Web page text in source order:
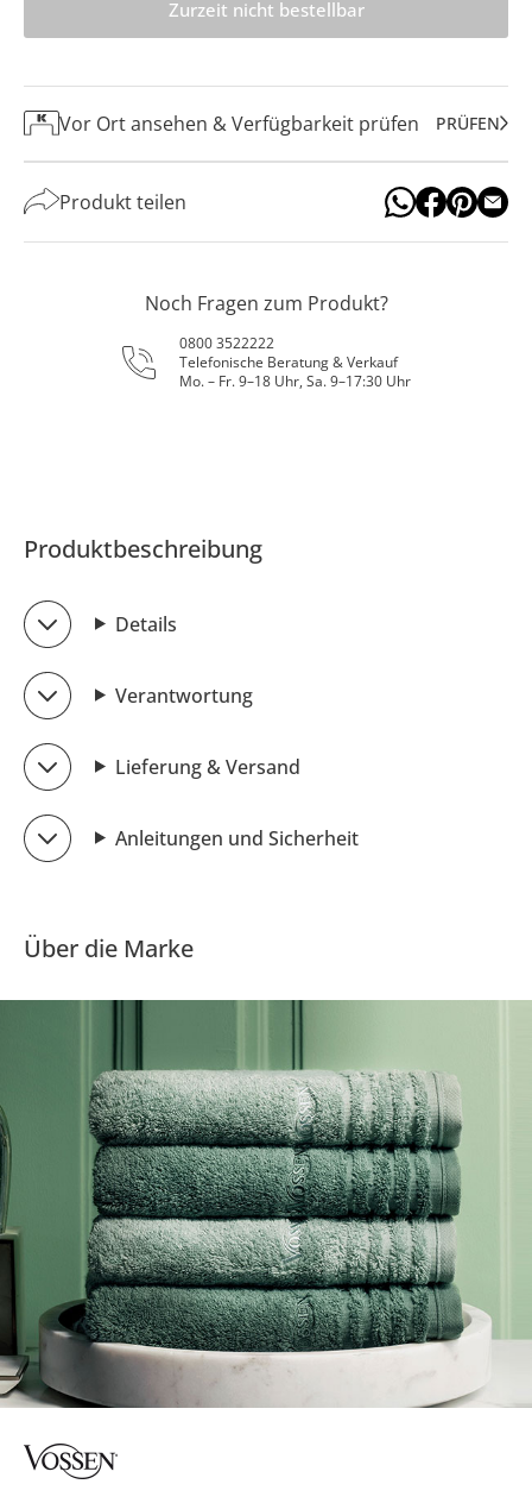
Zurzeit nicht bestellbar
Vor Ort ansehen & Verfügbarkeit prüfen PRÜFEN
Produkt teilen
Noch Fragen zum Produkt?
0800 3522222
Telefonische Beratung & Verkauf
Mo. – Fr. 9–18 Uhr, Sa. 9–17:30 Uhr
Produktbeschreibung
Details
Verantwortung
Lieferung & Versand
Anleitungen und Sicherheit
Über die Marke